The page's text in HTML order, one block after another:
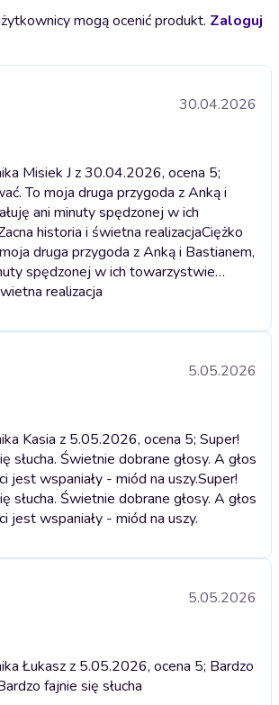
mogą ocenić produkt. Zaloguj
30.04.2026
Misiek J z 30.04.2026, ocena 5;
To moja druga przygoda z Anką i
ani minuty spędzonej w ich
historia i świetna realizacjaCiężko
druga przygoda z Anką i Bastianem,
spędzonej w ich towarzystwie…
realizacja
5.05.2026
Kasia z 5.05.2026, ocena 5; Super!
słucha. Świetnie dobrane głosy. A głos
jest wspaniały - miód na uszy.Super!
słucha. Świetnie dobrane głosy. A głos
jest wspaniały - miód na uszy.
5.05.2026
Łukasz z 5.05.2026, ocena 5; Bardzo
fajnie się słucha